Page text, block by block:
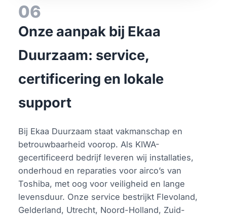
06
Onze aanpak bij Ekaa
Duurzaam: service,
certificering en lokale
support
Bij Ekaa Duurzaam staat vakmanschap en
betrouwbaarheid voorop. Als KIWA-
gecertificeerd bedrijf leveren wij installaties,
onderhoud en reparaties voor airco’s van
Toshiba, met oog voor veiligheid en lange
levensduur. Onze service bestrijkt Flevoland,
Gelderland, Utrecht, Noord-Holland, Zuid-